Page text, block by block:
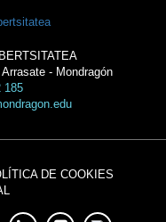
- Mondragón
185
DE COOKIES